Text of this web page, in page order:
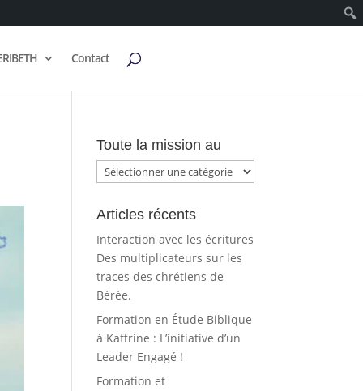
Contact
Toute la mission au
Toute
la
mission
au
Articles récents
Interaction avec les écritures
Des multiplicateurs sur les
traces des chrétiens de
Bérée.
Formation en Étude Biblique
à Kaffrine : L’initiative d’un
Leader Engagé !
Formation et